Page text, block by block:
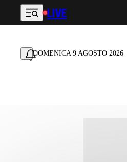
Vai al contenuto principale
LIVE
DOMENICA 9 AGOSTO 2026